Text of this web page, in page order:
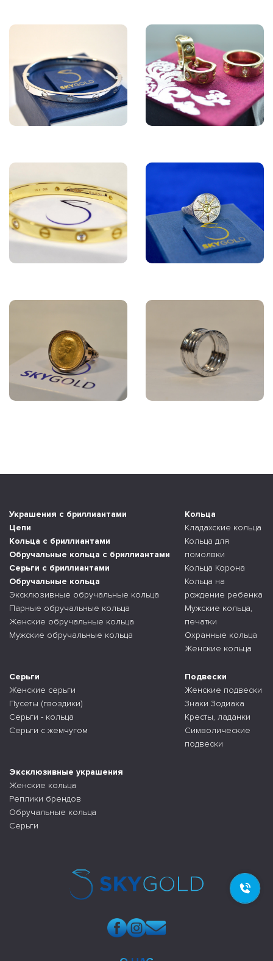
Украшения с бриллиантами
Цепи
Кольца с бриллиантами
Обручальные кольца с бриллиантами
Серьги с бриллиантами
Обручальные кольца
Эксклюзивные обручальные кольца
Парные обручальные кольца
Женские обручальные кольца
Мужские обручальные кольца
Кольца
Кладахские кольца
Кольца для
помолвки
Кольца Корона
Кольца на
рождение ребенка
Мужские кольца,
печатки
Охранные кольца
Женские кольца
Серьги
Женские серьги
Пусеты (гвоздики)
Серьги - кольца
Серьги с жемчугом
Подвески
Женские подвески
Знаки Зодиака
Кресты, ладанки
Символические
подвески
Эксклюзивные украшения
Женские кольца
Реплики брендов
Обручальные кольца
Серьги